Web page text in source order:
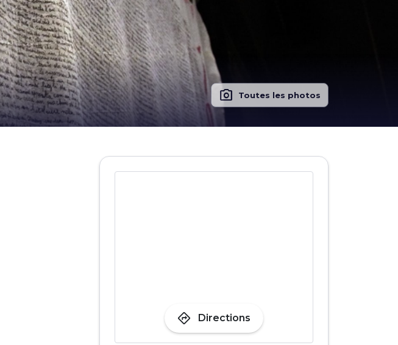
photo_camera Toutes les photos
directions Directions